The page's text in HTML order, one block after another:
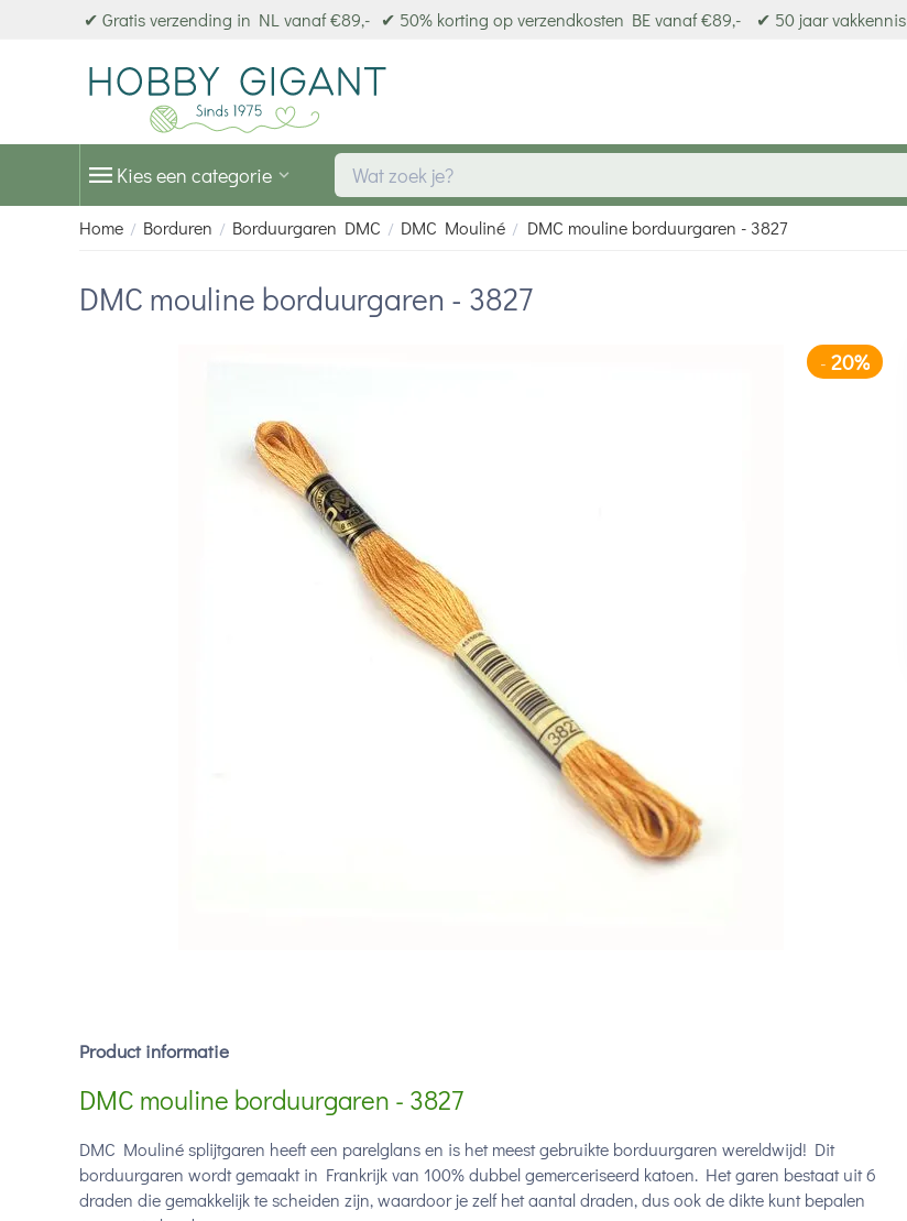
✔ Gratis verzending in NL vanaf €89,- ✔ 50% korting op verzendkosten BE vanaf €89,- ✔ 50 jaar vakkennis
Kies een categorie
Home / Borduren / Borduurgaren DMC / DMC Mouliné / DMC mouline borduurgaren - 3827
DMC mouline borduurgaren - 3827
Product informatie
DMC mouline borduurgaren - 3827
DMC Mouliné splijtgaren heeft een parelglans en is het meest gebruikte borduurgaren wereldwijd! Dit
borduurgaren wordt gemaakt in Frankrijk van 100% dubbel gemerceriseerd katoen. Het garen bestaat uit 6
draden die gemakkelijk te scheiden zijn, waardoor je zelf het aantal draden, dus ook de dikte kunt bepalen